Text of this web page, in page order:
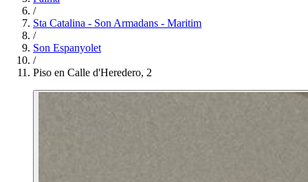
/
Sta Catalina - Son Armadans - Maritim
/
Son Espanyolet
/
Piso en Calle d'Heredero, 2